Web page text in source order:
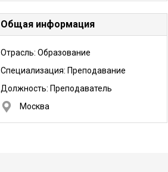
Общая информация
Отрасль: Образование
Специализация: Преподавание
Должность: Преподаватель
Москва